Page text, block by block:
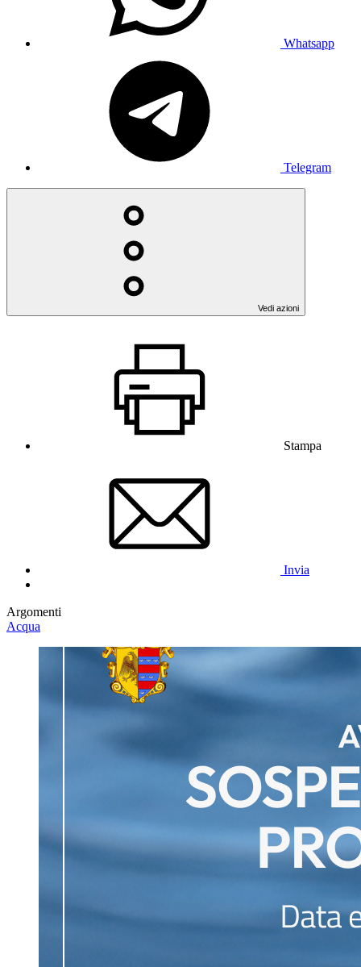
Whatsapp
Telegram
Vedi azioni
Stampa
Invia
Argomenti
Acqua